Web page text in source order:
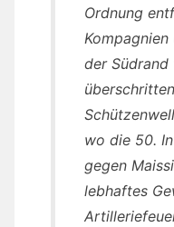
Ordnung
der
wo die 50.
gegen
lebhaftes